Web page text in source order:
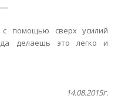
помощью сверх усилий
делаешь это легко и
14.08.2015г.